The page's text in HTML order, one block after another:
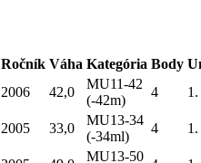
Ročník Váha Kategória Body
2006 42,0
MU11-42
(-42m)
4 1.
2005 33,0
MU13-34
(-34ml)
4 1.
MU13-50